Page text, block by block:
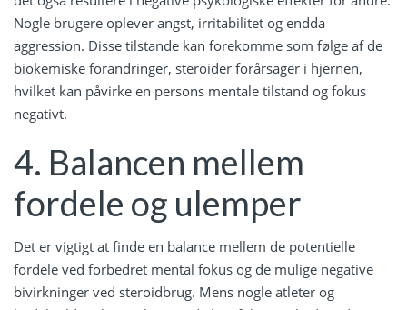
Nogle brugere oplever angst, irritabilitet og endda
aggression. Disse tilstande kan forekomme som følge af de
biokemiske forandringer, steroider forårsager i hjernen,
hvilket kan påvirke en persons mentale tilstand og fokus
negativt.
4. Balancen mellem
fordele og ulemper
Det er vigtigt at finde en balance mellem de potentielle
fordele ved forbedret mental fokus og de mulige negative
bivirkninger ved steroidbrug. Mens nogle atleter og